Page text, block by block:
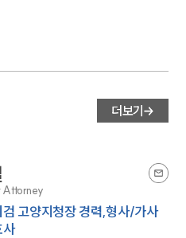
더보기
Attorney
고양지청장 경력,형사/가사
사